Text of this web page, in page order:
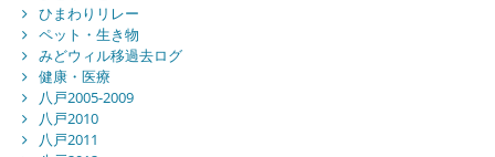
ひまわりリレー
ペット・生き物
みどウィル移過去ログ
健康・医療
八戸2005-2009
八戸2010
八戸2011